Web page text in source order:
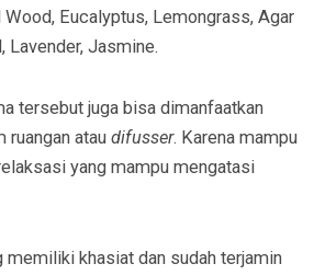
Wood, Eucalyptus, Lemongrass, Agar
Lavender, Jasmine.
tersebut juga bisa dimanfaatkan
ruangan atau difusser. Karena mampu
yang mampu mengatasi
memiliki khasiat dan sudah terjamin